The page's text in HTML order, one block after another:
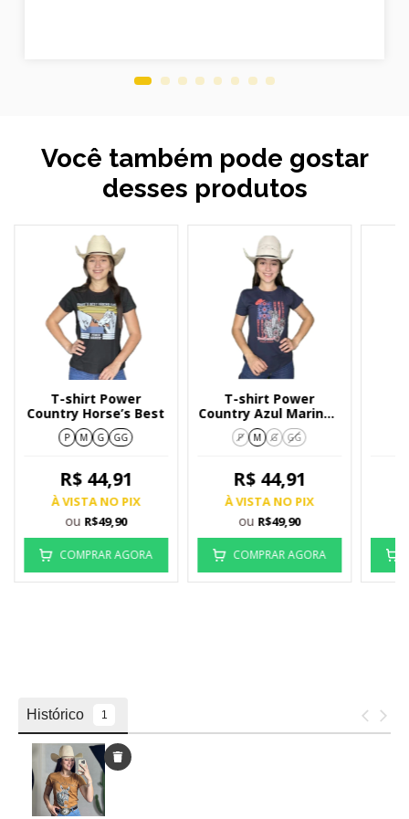
Você também pode gostar
desses produtos
T-shirt Power
Country Horse’s Best
P M G GG
R$ 44,91
À VISTA NO PIX
ou R$49,90
COMPRAR AGORA
T-shirt Power
Country Azul Marinho
Cacto
P M G GG
R$ 44,91
À VISTA NO PIX
ou R$49,90
COMPRAR AGORA